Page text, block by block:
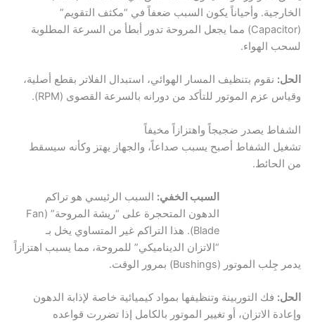
الخارجية. وأحياناً يكون السبب ضعفاً في “مكثف التقويم”
(Capacitor) مما يجعل المروحة تدور أبطأ من السرعة المطلوبة
لسحب الهواء.
الحل: نقوم بتنظيف المسار الهوائي، استبدال الفلاتر بقطع أصلية،
وقياس عزم الموتور للتأكد من دورانه بالسرعة القصوى (RPM).
الشفاط يصدر ضجيجاً واهتزازاً مخيفاً
تشغيل الشفاط أصبح يسبب صداعاً، والجهاز يهتز وكأنه سيسقط
من الحائط.
السبب الخفي: السبب الرئيسي هو تراكم
الدهون المتحجرة على “ريشة المروحة” (Fan
Blade). هذا التراكم غير المتساوي يخل بـ
“الاتزان الديناميكي” للمروحة، مما يسبب اهتزازاً
يدمر جِلب الموتور (Bushings) بمرور الوقت.
الحل: فك التوربينة وتنظيفها بمواد كيميائية خاصة لإذابة الدهون
وإعادة الاتزان، أو تغيير الموتور بالكامل إذا تضررت قواعده